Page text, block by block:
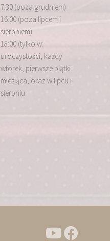
7:30 (poza grudniem)
16:00 (poza lipcem i
sierpniem)
18:00 (tylko w:
uroczystości, każdy
wtorek, pierwsze piątki
miesiąca, oraz w lipcu i
sierpniu